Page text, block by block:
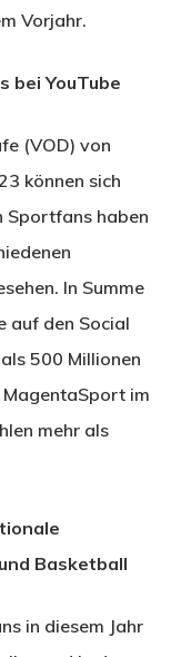
Vorjahr.
bei YouTube
(VOD) von
können sich
Sportfans haben
In Summe
auf den Social
500 Millionen
MagentaSport im
mehr als
Basketball
in diesem Jahr